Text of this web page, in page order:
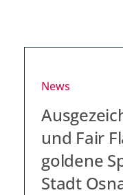
News
und Fair
goldene
Stadt